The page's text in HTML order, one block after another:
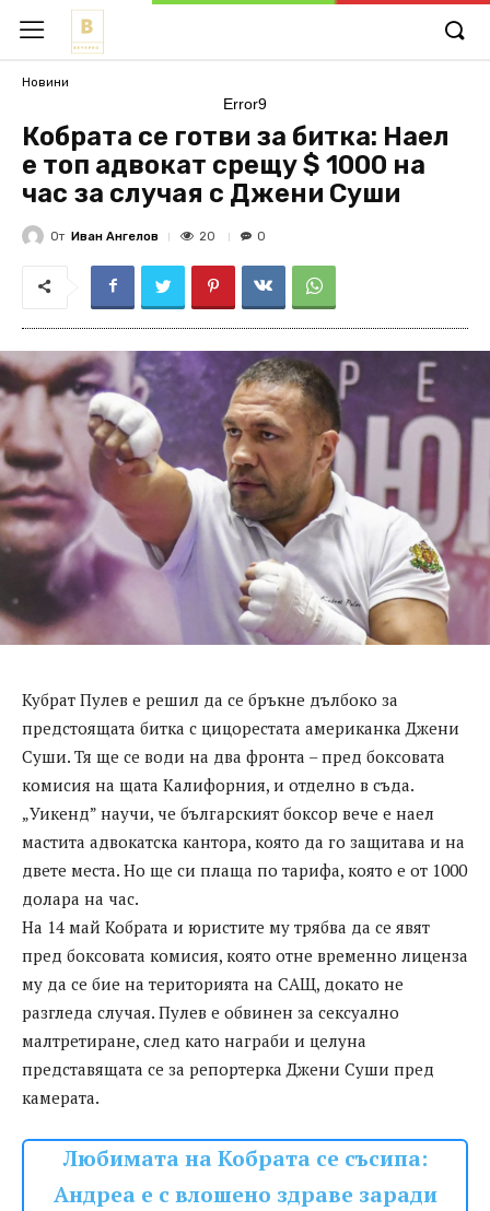
Новини
Error9
Кобрата се готви за битка: Наел
е топ адвокат срещу $ 1000 на
час за случая с Джени Суши
От Иван Ангелов 20 0
Кубрат Пулев е решил да се бръкне дълбоко за
предстоящата битка с цицорестата американка Джени
Суши. Тя ще се води на два фронта – пред боксовата
комисия на щата Калифорния, и отделно в съда.
„Уикенд” научи, че българският боксор вече е наел
мастита адвокатска кантора, която да го защитава и на
двете места. Но ще си плаща по тарифа, която е от 1000
долара на час.
На 14 май Кобрата и юристите му трябва да се явят
пред боксовата комисия, която отне временно лиценза
му да се бие на територията на САЩ, докато не
разгледа случая. Пулев е обвинен за сексуално
малтретиране, след като награби и целуна
представящата се за репортерка Джени Суши пред
камерата.
Любимата на Кобрата се съсипа:
Андреа е с влошено здраве заради